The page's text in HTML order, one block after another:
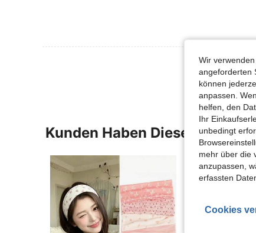
Mehr
Kunden Haben Diese Artikel
Wir
angeforderten
können
anpassen.
helfen, den
Ihr
unbedingt
mehr über die
anzupassen,
erfassten
Cookies